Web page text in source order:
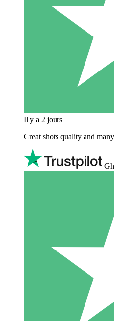
Il y a 2 jours
Great shots quality and